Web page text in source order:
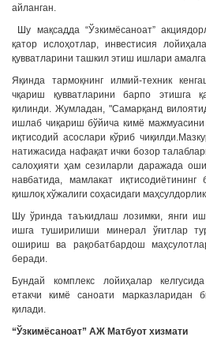
айланган.
Шу мақсадда “Ўзкимёсаноат”
қатор ислоҳотлар, инвестисия
қувватларини ташкил этиш ишлари
Яқинда тармоқнинг илмий-техник
чқариш қувватларини барпо этишга
қилинди. Жумладан, "Самарқанд
ишлаб чиқариш бўйича кимё мажмуасини
иқтисодий асослари кўриб
натижасида нафақат ички бозор
салоҳияти ҳам сезиларли даражада
навбатида, мамлакат
қишлоқ хўжалиги соҳасидаги
Шу ўринда таъкидлаш лозимки, янги
ишга туширилиши минерал ўғитлар
ошириш ва рақобатбардош
беради.
Бундай комплекс лойиҳалар
етакчи кимё саноати марказларидан
қилади.
“Ўзкимёсаноат” АЖ Матбуот хизмати